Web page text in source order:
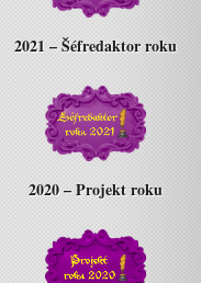
2021 – Šéfredaktor roku
2020 – Projekt roku